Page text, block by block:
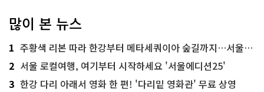
많이 본 뉴스
1 주황색 리본 따라 한강부터 메타세쿼이아 숲길까지…서울둘레길 15코스
2 서울 로컬여행, 여기부터 시작하세요 '서울에디션25'
3 한강 다리 아래서 영화 한 편! '다리밑 영화관' 무료 상영